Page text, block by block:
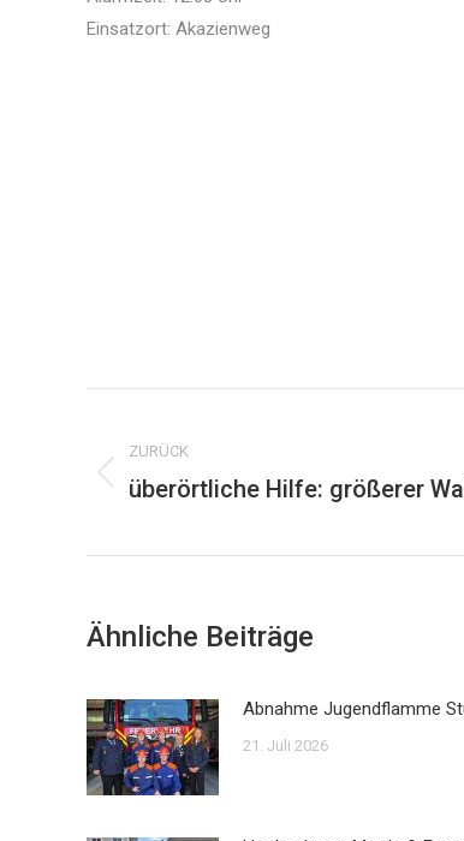
Einsatzort: Akazienweg
ZURÜCK
Vorheriger
überörtliche Hilfe: größerer
Ähnliche Beiträge
Abnahme Jugendflamme
21. Juli 2026